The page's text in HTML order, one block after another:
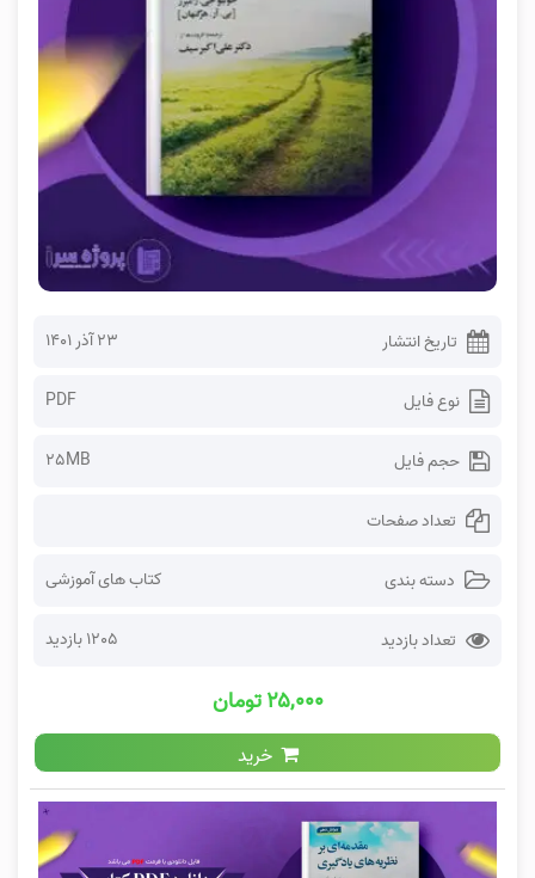
تاریخ انتشار ۲۳ آذر ۱۴۰۱
نوع فایل PDF
حجم فایل 25MB
تعداد صفحات
دسته بندی کتاب های آموزشی
تعداد بازدید 1205 بازدید
۲۵,۰۰۰ تومان
خرید